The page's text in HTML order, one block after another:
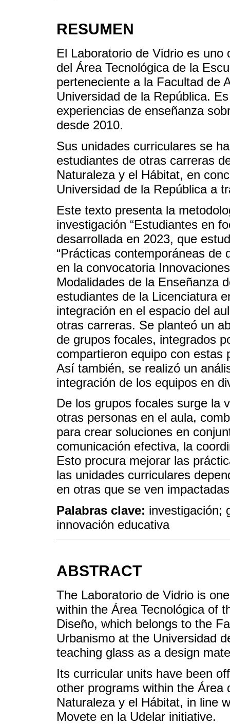
RESUMEN
El Laboratorio de Vidrio es
del Área Tecnológica de la
perteneciente a la Facultad de
Universidad de la República.
experiencias de enseñanza
desde 2010.
Sus unidades curriculares se
estudiantes de otras carreras
Naturaleza y el Hábitat, en
Universidad de la República a
Este texto presenta la
investigación “Estudiantes en
desarrollada en 2023, que
“Prácticas contemporáneas de
en la convocatoria
Modalidades de la Enseñanza
estudiantes de la Licenciatura
integración en el espacio del
otras carreras. Se planteó un
de grupos focales, integrados
compartieron equipo con estas
Así también, se realizó un
integración de los equipos en
De los grupos focales surge la
otras personas en el aula,
para crear soluciones en
comunicación efectiva, la
Esto procura mejorar las
las unidades curriculares
en otras que se ven
Palabras clave: investigación;
innovación educativa
ABSTRACT
The Laboratorio de Vidrio is
within the Área Tecnológica of
Diseño, which belongs to the
Urbanismo at the Universidad
teaching glass as a design
Its curricular units have been
other programs within the Área
Naturaleza y el Hábitat, in line
Movete en la Udelar initiative.